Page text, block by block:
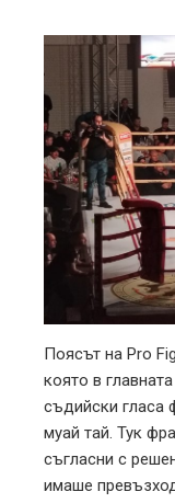
Поясът на Pro
която в
съдийски гласа
муай тай. Тук
съгласни с
имаше